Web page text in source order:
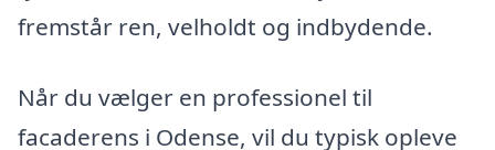
fremstår ren, velholdt og indbydende.
Når du vælger en professionel til
facaderens i Odense, vil du typisk opleve